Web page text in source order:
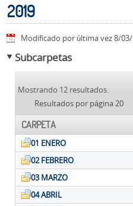
2019
Modificado por última vez 8/03/
Subcarpetas
Mostrando 12 resultados.
Resultados por página 20
CARPETA
01 ENERO
02 FEBRERO
03 MARZO
04 ABRIL